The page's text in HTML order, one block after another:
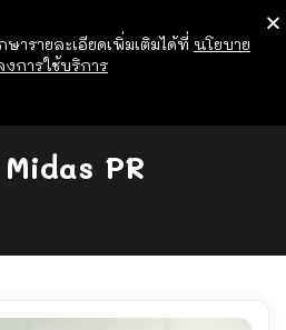
Midas PR
ารายละเอียดเพิ่มเติมได้ที่ นโยบาย
การใช้บริการ